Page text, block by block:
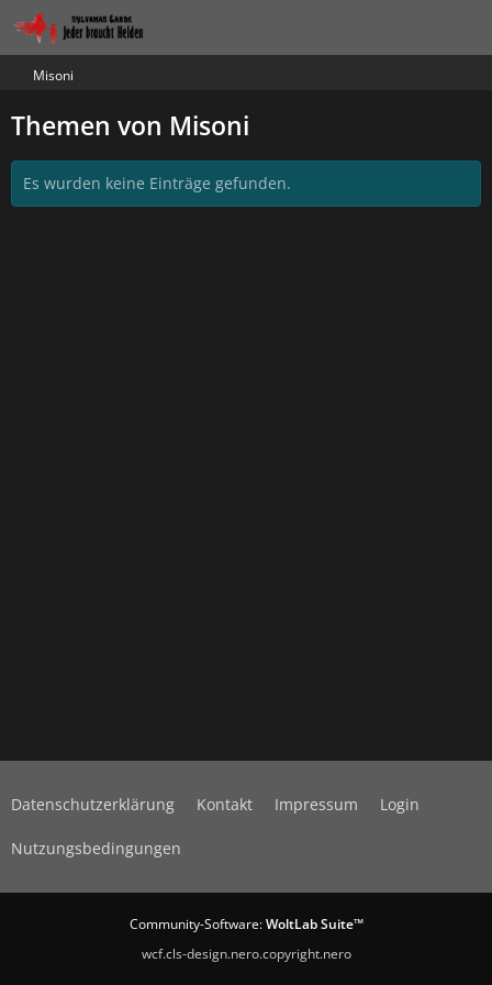
Misoni
Themen von Misoni
Es wurden keine Einträge gefunden.
Datenschutzerklärung Kontakt Impressum Login
Nutzungsbedingungen
Community-Software:WoltLab Suite™
wcf.cls-design.nero.copyright.nero